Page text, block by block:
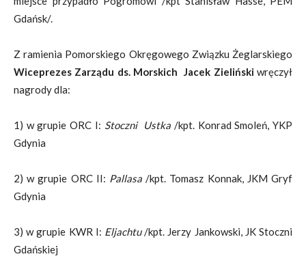
Gdańsk/.
Z ramienia Pomorskiego Okręgowego Związku Żeglarskiego
Wiceprezes Zarządu ds. Morskich Jacek Zieliński wręczył
nagrody dla:
1) w grupie ORC I: Stoczni Ustka /kpt. Konrad Smoleń, YKP
Gdynia
2) w grupie ORC II: Pallasa /kpt. Tomasz Konnak, JKM Gryf
Gdynia
3) w grupie KWR I: Eljachtu/kpt. Jerzy Jankowski, JK Stoczni
Gdańskiej